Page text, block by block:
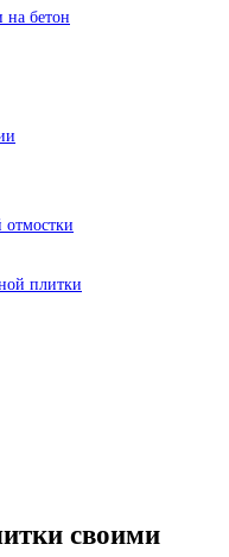
на бетон
отмостки
плитки
своими